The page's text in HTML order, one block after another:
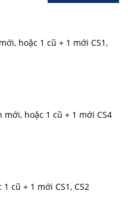
hoặc 1 cũ + 1 mới CS1,
hoặc 1 cũ + 1 mới CS4
cũ + 1 mới CS1, CS2